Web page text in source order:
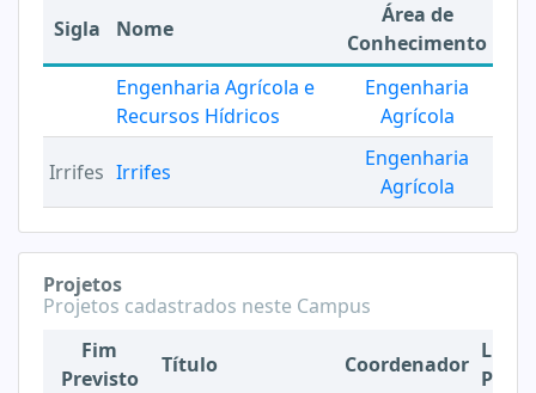
Sigla Nome
Área de
Conhecimento
Engenharia Agrícola e
Recursos Hídricos
Engenharia
Agrícola
Irrifes Irrifes
Engenharia
Agrícola
Projetos
Projetos cadastrados neste Campus
Fim
Previsto
Título Coordenador